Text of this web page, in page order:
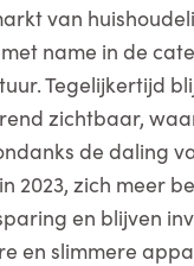
van
name in de
Tegelijkertijd
zichtbaar,
de daling
2023, zich meer
en blijven
en slimmere